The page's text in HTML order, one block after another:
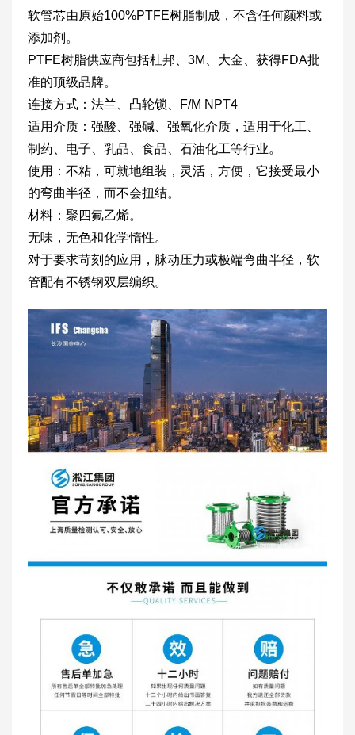
软管芯由原始100%PTFE树脂制成，不含任何颜料或
添加剂。
PTFE树脂供应商包括杜邦、3M、大金、获得FDA批
准的顶级品牌。
连接方式：法兰、凸轮锁、F/M NPT4
适用介质：强酸、强碱、强氧化介质，适用于化工、
制药、电子、乳品、食品、石油化工等行业。
使用：不粘，可就地组装，灵活，方便，它接受最小
的弯曲半径，而不会扭结。
材料：聚四氟乙烯。
无味，无色和化学惰性。
对于要求苛刻的应用，脉动压力或极端弯曲半径，软
管配有不锈钢双层编织。